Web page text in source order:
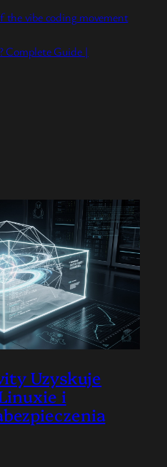
the vibe coding movement
Complete Guide |
Uzyskuje
i